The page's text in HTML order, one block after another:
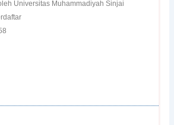
Universitas Muhammadiyah Sinjai